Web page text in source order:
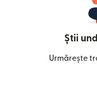
Știi
Urmărește